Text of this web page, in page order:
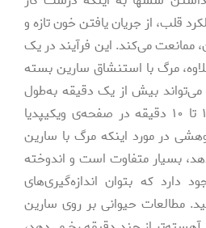
قلب، از جریان یافتن خون تازه و
ممانعت می‌­کند. این فرآیند در یک
مرگ با استنشاق سارین بسته
بیش از یک دقیقه به‌­طول
بیانجامد. از این رو، رقم ۱ تا ۱۰ دقیقه در صفحه­‌ی ویکیپدیا
در مورد اینکه مرگ با سارین
بسیار متفاوت است و اندوخته­‌
دارد که بتوان اندازه‌­گیری­‌های
مطالعات حیوانی بر روی سارین